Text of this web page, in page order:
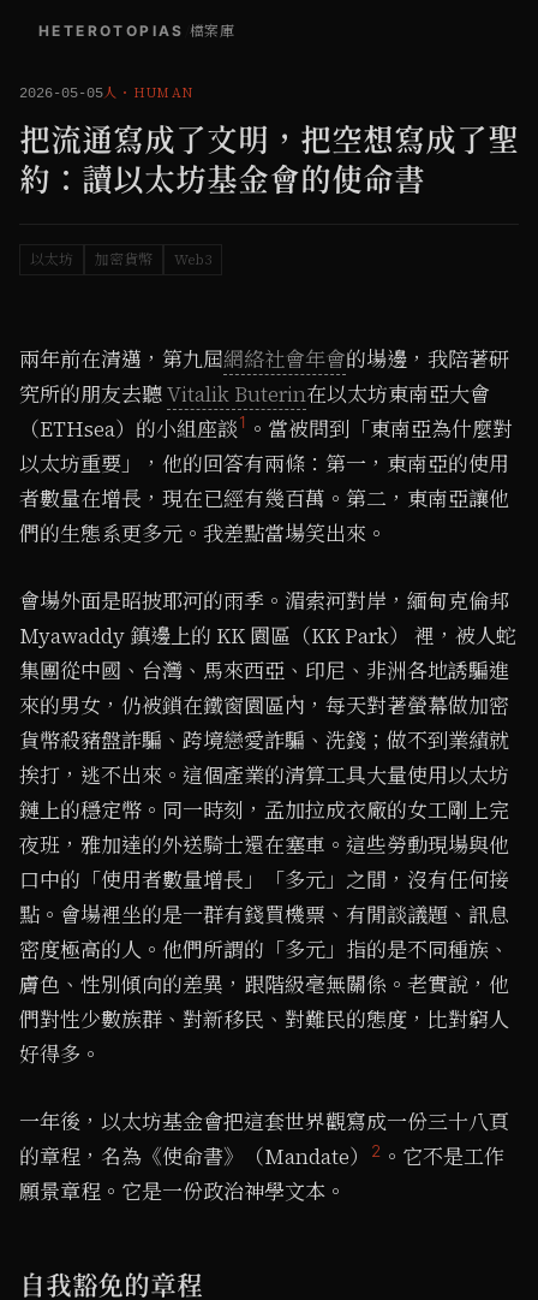
HETEROTOPIAS 檔案庫
2026-05-05人 ・ HUMAN
把流通寫成了文明，把空想寫成了聖
約：讀以太坊基金會的使命書
以太坊 加密貨幣 Web3
兩年前在清邁，第九屆網絡社會年會的場邊，我陪著研
究所的朋友去聽Vitalik Buterin在以太坊東南亞大會
（ETHsea）的小組座談1 。當被問到「東南亞為什麼對
以太坊重要」，他的回答有兩條：第一，東南亞的使用
者數量在增長，現在已經有幾百萬。第二，東南亞讓他
們的生態系更多元。我差點當場笑出來。
會場外面是昭披耶河的雨季。湄索河對岸，緬甸克倫邦
Myawaddy 鎮邊上的 KK 園區（KK Park） 裡，被人蛇
集團從中國、台灣、馬來西亞、印尼、非洲各地誘騙進
來的男女，仍被鎖在鐵窗園區內，每天對著螢幕做加密
貨幣殺豬盤詐騙、跨境戀愛詐騙、洗錢；做不到業績就
挨打，逃不出來。這個產業的清算工具大量使用以太坊
鏈上的穩定幣。同一時刻，孟加拉成衣廠的女工剛上完
夜班，雅加達的外送騎士還在塞車。這些勞動現場與他
口中的「使用者數量增長」「多元」之間，沒有任何接
點。會場裡坐的是一群有錢買機票、有閒談議題、訊息
密度極高的人。他們所謂的「多元」指的是不同種族、
膚色、性別傾向的差異，跟階級毫無關係。老實說，他
們對性少數族群、對新移民、對難民的態度，比對窮人
好得多。
一年後，以太坊基金會把這套世界觀寫成一份三十八頁
的章程，名為《使命書》（Mandate）
2 。它不是工作
願景章程。它是一份政治神學文本。
自我豁免的章程